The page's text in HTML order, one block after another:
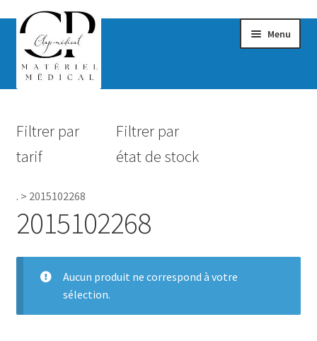
Menu
Hygiène
Accessoires Salle de bain
Filtrer par
tarif
Filtrer par
état de stock
. > 2015102268
2015102268
Aucun produit ne correspond à votre
sélection.